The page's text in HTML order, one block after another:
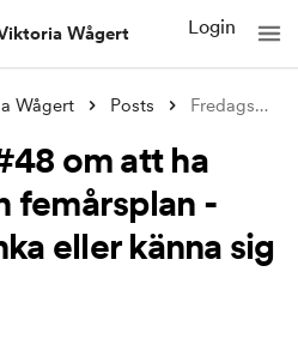
Wågert Login
Wågert Posts Fredagsbrev #48 om att ha eller inte ha
om att ha
femårsplan -
eller känna sig